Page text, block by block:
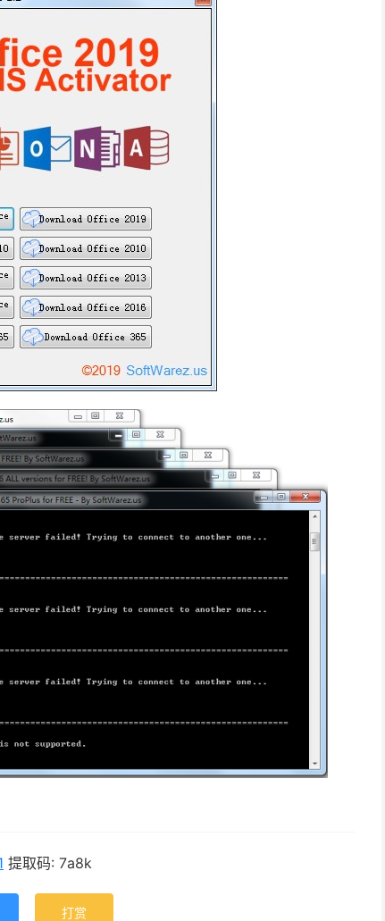
提取码: 7a8k
打赏